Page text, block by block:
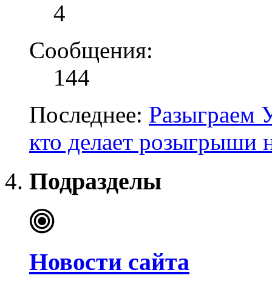
4
Сообщения:
144
Последнее: Разыграем
кто делает розыгрыши
Подразделы
Новости сайта